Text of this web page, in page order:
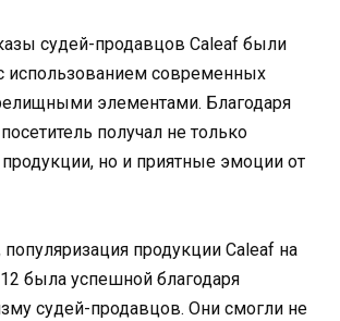
судей-продавцов Caleaf были
использованием современных
элементами. Благодаря
получал не только
но и приятные эмоции от
продукции Caleaf на
была успешной благодаря
судей-продавцов. Они смогли не